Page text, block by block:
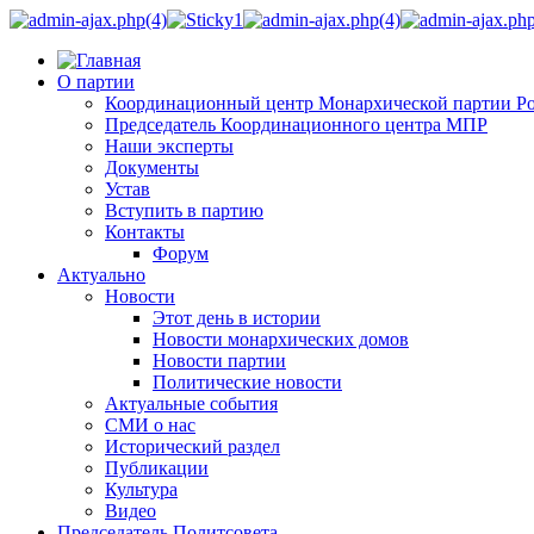
О партии
Координационный центр Монархической партии
Председатель Координационного центра МПР
Наши эксперты
Документы
Устав
Вступить в партию
Контакты
Форум
Актуально
Новости
Этот день в истории
Новости монархических домов
Новости партии
Политические новости
Актуальные события
СМИ о нас
Исторический раздел
Публикации
Культура
Видео